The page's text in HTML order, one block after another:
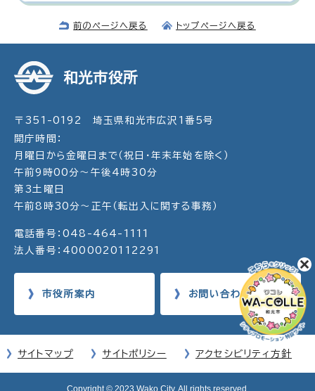
前のページへ戻る トップページへ戻る
和光市役所
〒351-0192 埼玉県和光市広沢1番5号
開庁時間：
月曜日から金曜日まで（祝日・年末年始を除く）
午前9時00分～午後4時30分
第3土曜日
午前8時30分～正午（転出入に関する事務）
電話番号：048-464-1111
法人番号：4000020112291
市役所案内 お問い合わせ
サイトマップ サイトポリシー アクセシビリティ方針
Copyright © 2023 Wako City. All rights reserved.